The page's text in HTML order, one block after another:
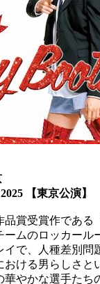
【東京公演】
賞受賞作である『
ームのロッカール
イで、人種差別問
おける男らしさと
華やかな選手たち